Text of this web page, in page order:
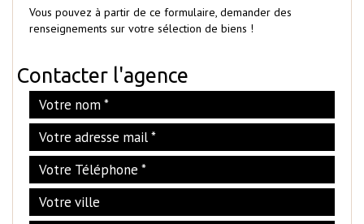
Vous pouvez à partir de ce formulaire, demander des
renseignements sur votre sélection de biens !
Contacter l'agence